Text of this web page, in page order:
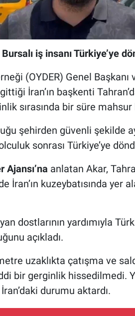
iş insanı Türkiye’ye
(OYDER) Genel Başkanı
İran’ın başkenti
sırasında bir süre mahsur
şehirden güvenli şekilde
sonrası Türkiye’ye
Ajansı’na anlatan Akar,
İran’ın kuzeybatısında yer
dostlarının yardımıyla
açıkladı.
uzaklıkta çatışma ve
bir gerginlik hissedilmedi.
durumu aktardı.